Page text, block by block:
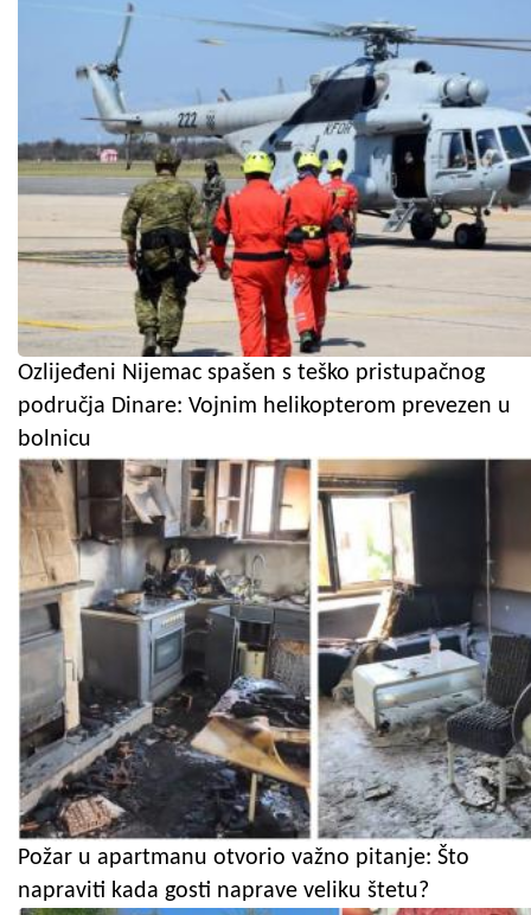
Ozlijeđeni Nijemac spašen s teško pristupačnog
područja Dinare: Vojnim helikopterom prevezen u
bolnicu
Požar u apartmanu otvorio važno pitanje: Što
napraviti kada gosti naprave veliku štetu?